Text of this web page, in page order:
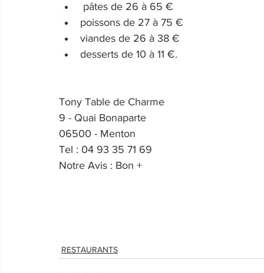
pâtes de 26 à 65 €
poissons de 27 à 75 €
viandes de 26 à 38 €
desserts de 10 à 11 €.
Tony Table de Charme
9 - Quai Bonaparte
06500 - Menton
Tel : 04 93 35 71 69
Notre Avis : Bon +
RESTAURANTS